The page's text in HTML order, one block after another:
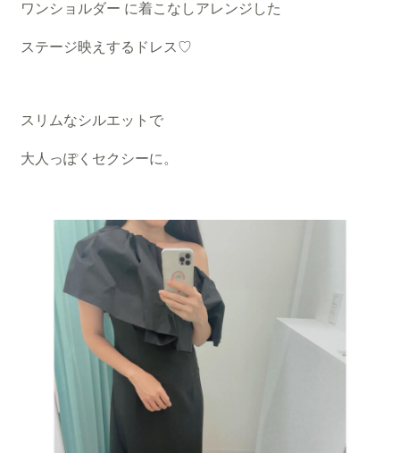
ワンショルダー に着こなしアレンジした
ステージ映えするドレス♡
スリムなシルエットで
大人っぽくセクシーに。